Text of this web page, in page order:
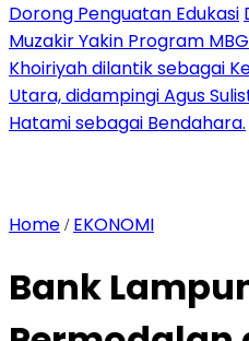
Dorong Penguatan Edukasi
Muzakir Yakin Program
Khoiriyah dilantik sebagai
Utara, didampingi Agus
Hatami sebagai Bendahara.
Home / EKONOMI
Bank